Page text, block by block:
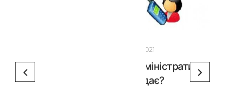
Лют 2021
Що таке ЦНАП та які адміністративні
послуги він надає?